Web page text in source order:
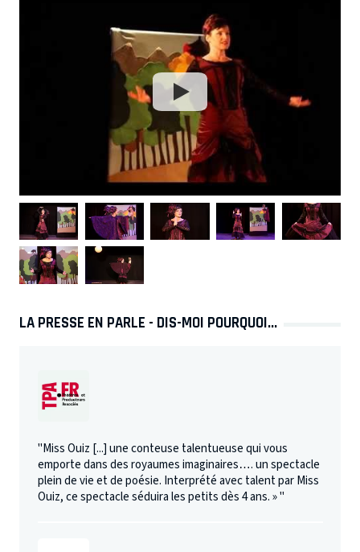
LA PRESSE EN PARLE - DIS-MOI POURQUOI...
"Miss Ouiz [...] une conteuse talentueuse qui vous
emporte dans des royaumes imaginaires…. un spectacle
plein de vie et de poésie. Interprété avec talent par Miss
Ouiz, ce spectacle séduira les petits dès 4 ans. » "